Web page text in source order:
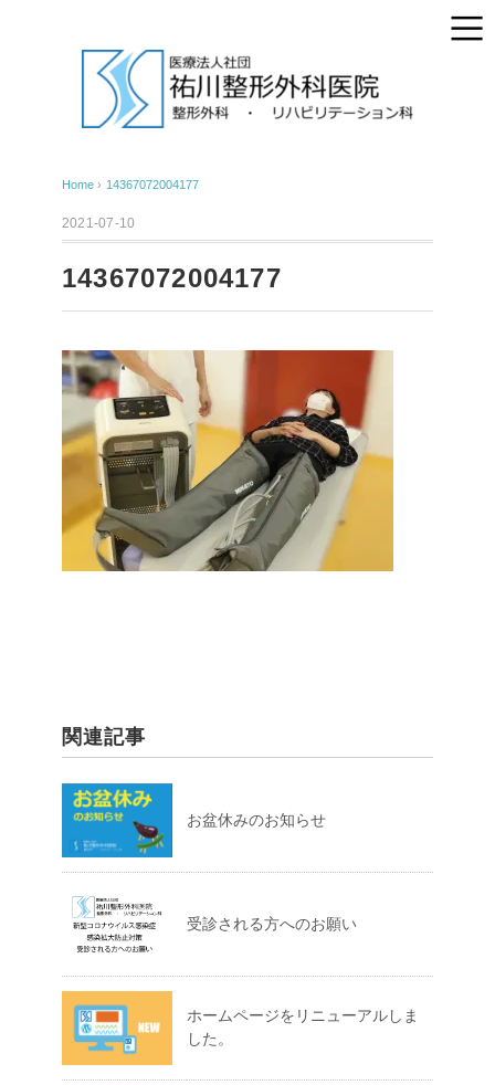
Home › 14367072004177
2021-07-10
14367072004177
関連記事
お盆休みのお知らせ
受診される方へのお願い
ホームページをリニューアルしま
した。